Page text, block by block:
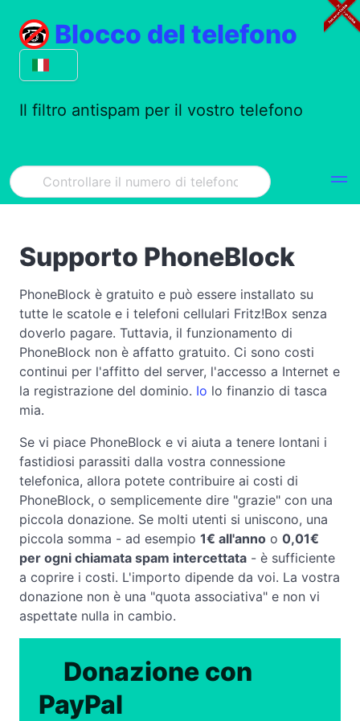
Blocco del telefono
Il filtro antispam per il vostro telefono
Supporto PhoneBlock
PhoneBlock è gratuito e può essere installato su
tutte le scatole e i telefoni cellulari Fritz!Box senza
doverlo pagare. Tuttavia, il funzionamento di
PhoneBlock non è affatto gratuito. Ci sono costi
continui per l'affitto del server, l'accesso a Internet e
la registrazione del dominio. Io lo finanzio di tasca
mia.
Se vi piace PhoneBlock e vi aiuta a tenere lontani i
fastidiosi parassiti dalla vostra connessione
telefonica, allora potete contribuire ai costi di
PhoneBlock, o semplicemente dire "grazie" con una
piccola donazione. Se molti utenti si uniscono, una
piccola somma - ad esempio 1€ all'anno o 0,01€
per ogni chiamata spam intercettata - è sufficiente
a coprire i costi. L'importo dipende da voi. La vostra
donazione non è una "quota associativa" e non vi
aspettate nulla in cambio.
Donazione con
PayPal